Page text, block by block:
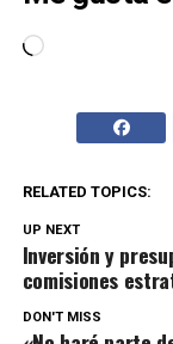
Cargando...
RELATED TOPICS:
UP NEXT
Inversión y
comisiones
DON'T MISS